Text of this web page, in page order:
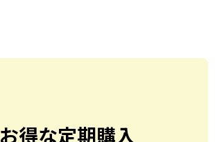
お得な定期購入